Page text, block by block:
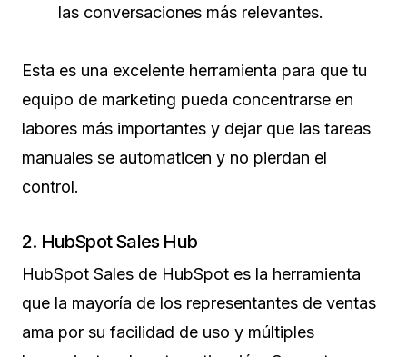
las conversaciones más relevantes.
Esta es una excelente herramienta para que tu
equipo de marketing pueda concentrarse en
labores más importantes y dejar que las tareas
manuales se automaticen y no pierdan el
control.
2. HubSpot Sales Hub
HubSpot Sales de HubSpot es la herramienta
que la mayoría de los representantes de ventas
ama por su facilidad de uso y múltiples